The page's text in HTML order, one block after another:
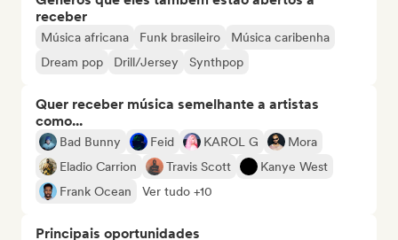
receber
Música africana Funk brasileiro
Música caribenha
Dream pop
Drill/Jersey Synthpop
Quer receber música semelhante a artistas
como...
Bad Bunny Feid KAROL G
Mora
Eladio Carrion
Travis Scott
Kanye West
Frank Ocean
Ver tudo +10
Principais oportunidades